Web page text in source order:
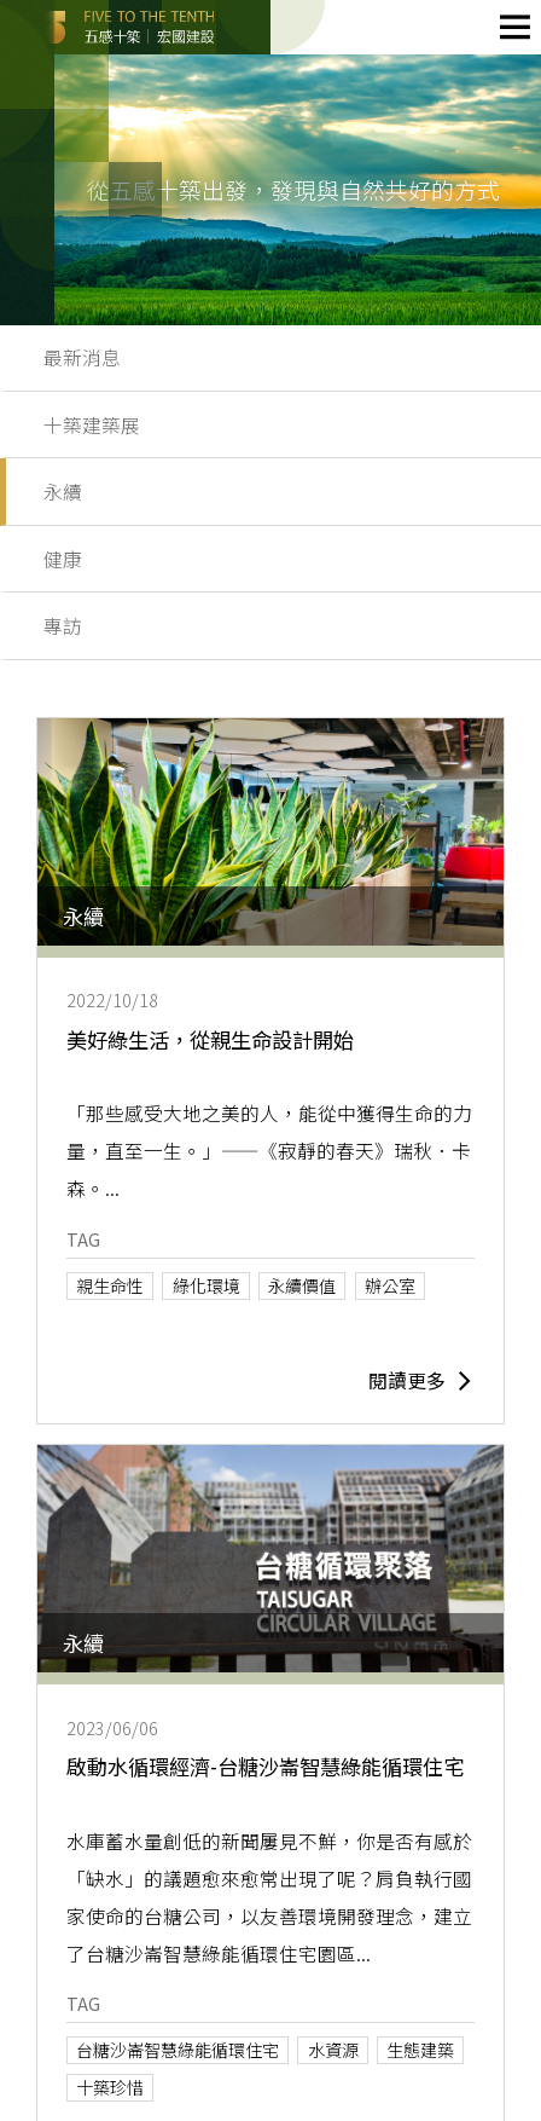
從五感十築出發，發現與自然共好的方式
最新消息
十築建築展
永續
健康
專訪
永續
2022/10/18
美好綠生活，從親生命設計開始
「那些感受大地之美的人，能從中獲得生命的力
量，直至一生。」——《寂靜的春天》瑞秋．卡
森。...
TAG
親生命性
綠化環境 永續價值 辦公室
閱讀更多
永續
2023/06/06
啟動水循環經濟-台糖沙崙智慧綠能循環住宅
水庫蓄水量創低的新聞屢見不鮮，你是否有感於
「缺水」的議題愈來愈常出現了呢？肩負執行國
家使命的台糖公司，以友善環境開發理念，建立
了台糖沙崙智慧綠能循環住宅園區...
TAG
台糖沙崙智慧綠能循環住宅
水資源
生態建築
十築珍惜